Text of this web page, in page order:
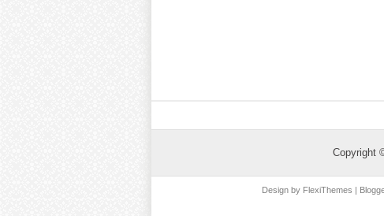
Copyright
Design by FlexiThemes |